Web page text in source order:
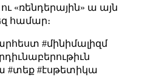
«ռենդերային» ա այն
համար։
#մինիմալիզմ
#տեք #էսթետիկա